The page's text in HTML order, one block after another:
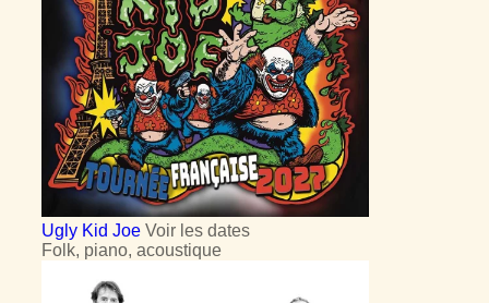
Ugly Kid Joe Voir les dates
Folk, piano, acoustique